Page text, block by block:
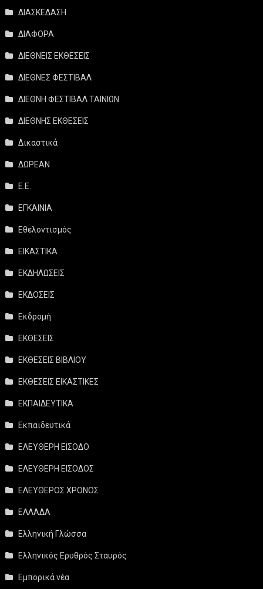
ΔΙΑΣΚΕΔΑΣΗ
ΔΙΑΦΟΡΑ
ΔΙΕΘΝΕΙΣ ΕΚΘΕΣΕΙΣ
ΔΙΕΘΝΕΣ ΦΕΣΤΙΒΑΛ
ΔΙΕΘΝΗ ΦΕΣΤΙΒΑΛ ΤΑΙΝΙΩΝ
ΔΙΕΘΝΗΣ ΕΚΘΕΣΕΙΣ
Δικαστικά
ΔΩΡΕΑΝ
Ε.Ε.
ΕΓΚΑΙΝΙΑ
Εθελοντισμός
ΕΙΚΑΣΤΙΚΑ
ΕΚΔΗΛΩΣΕΙΣ
ΕΚΔΟΣΕΙΣ
Εκδρομή
ΕΚΘΕΣΕΙΣ
ΕΚΘΕΣΕΙΣ ΒΙΒΛΙΟΥ
ΕΚΘΕΣΕΙΣ ΕΙΚΑΣΤΙΚΕΣ
ΕΚΠΑΙΔΕΥΤΙΚΑ
Εκπαιδευτικά
ΕΛΕΥΘΕΡΗ ΕΙΣΟΔΟ
ΕΛΕΥΘΕΡΗ ΕΙΣΟΔΟΣ
ΕΛΕΥΘΕΡΟΣ ΧΡΟΝΟΣ
ΕΛΛΑΔΑ
Ελληνική Γλώσσα
Ελληνικός Ερυθρός Σταυρός
Εμπορικά νέα